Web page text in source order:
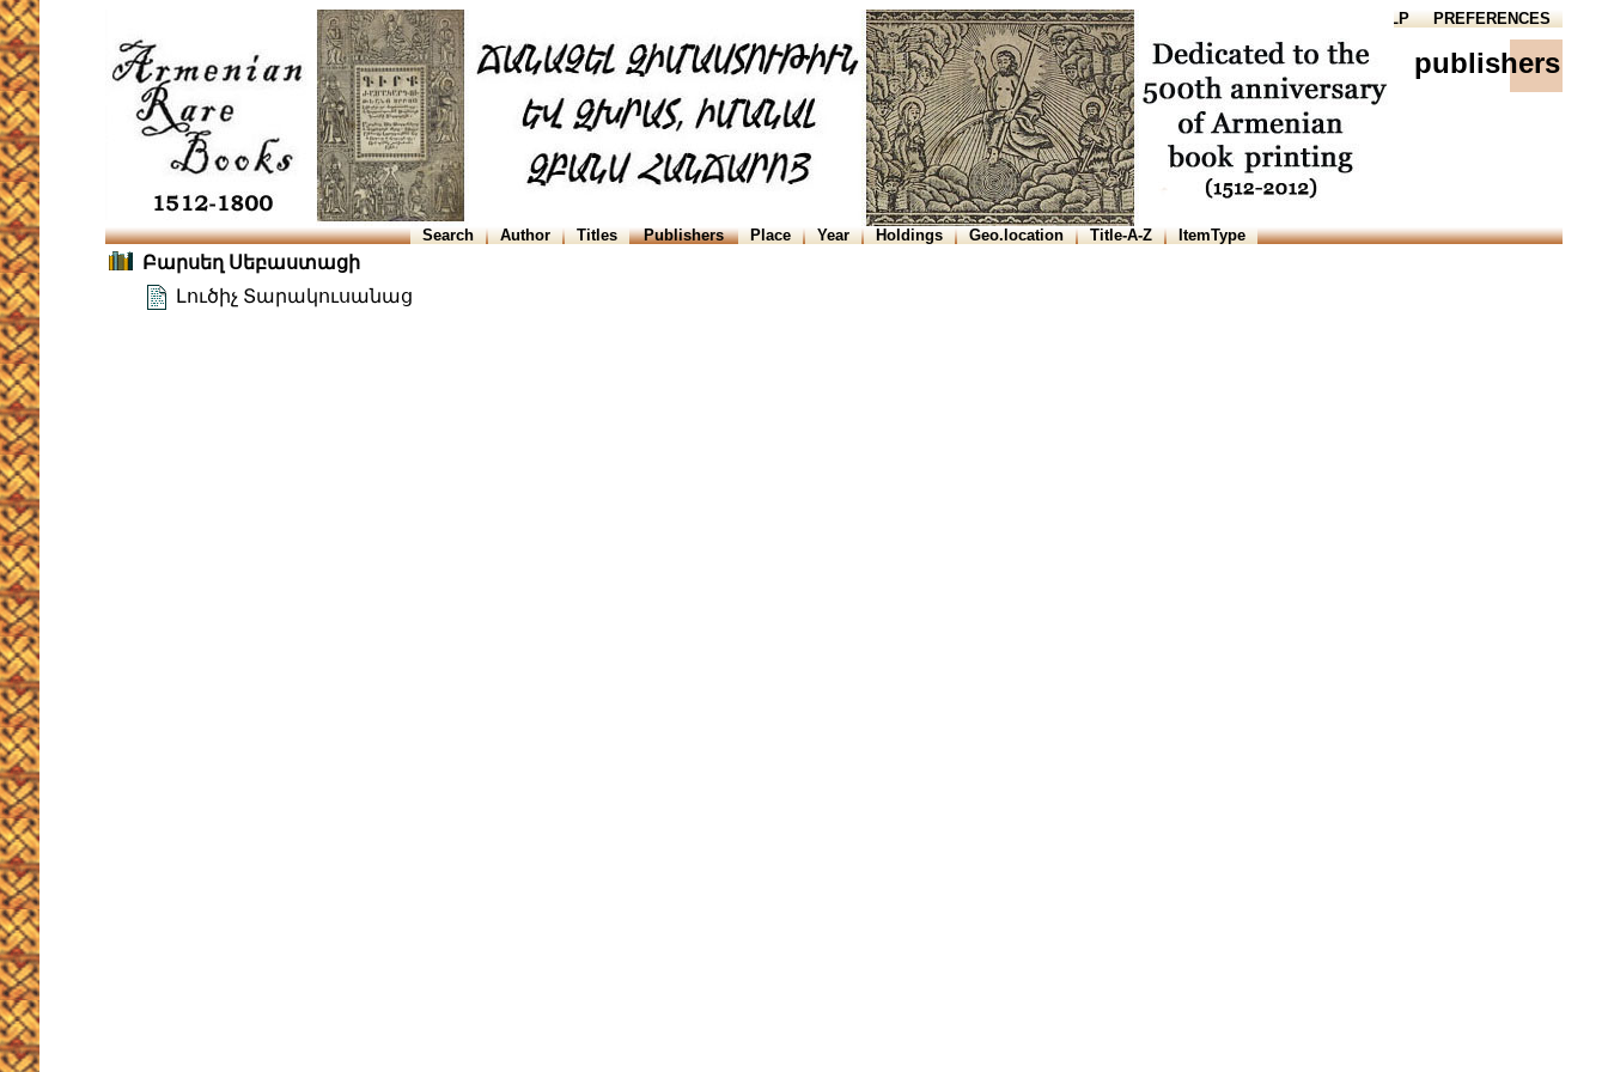
HELP PREFERENCES
publishers
Search Author Titles Publishers Place Year Holdings Geo.location Title-A-Z ItemType
Բարսեղ Սեբաստացի
Լուծիչ Տարակուսանաց